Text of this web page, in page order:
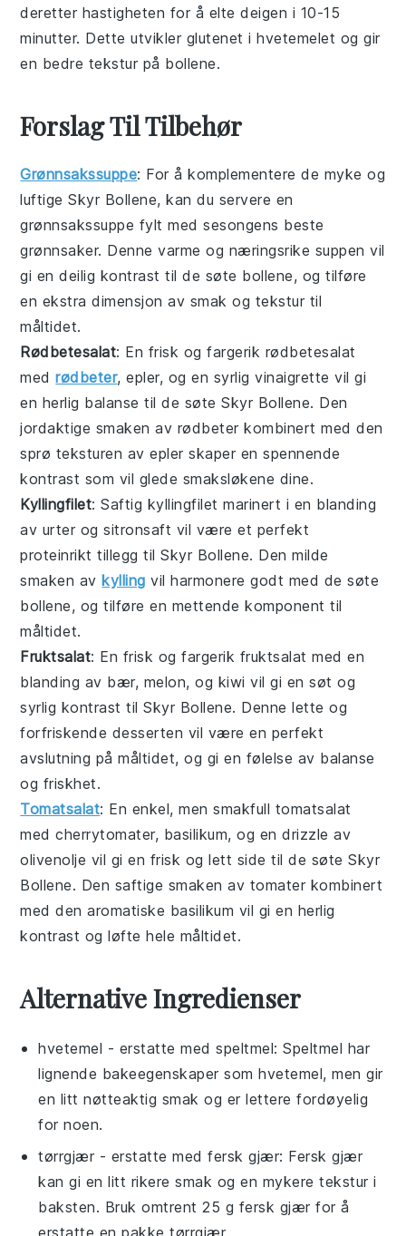
deretter hastigheten for å elte deigen i 10-15
minutter. Dette utvikler glutenet ihvetemelet og gir
en bedre tekstur på bollene.
Forslag Til Tilbehør
Grønnsakssuppe: For å komplementere de myke og
luftige Skyr Bollene, kan du servere en
grønnsakssuppe fylt med sesongens beste
grønnsaker. Denne varme og næringsrike suppen vil
gi en deilig kontrast til de søte bollene, og tilføre
en ekstra dimensjon av smak og tekstur til
måltidet.
Rødbetesalat: En frisk og fargerik rødbetesalat
medrødbeter,epler, og en syrligvinaigrette vil gi
en herlig balanse til de søte Skyr Bollene. Den
jordaktige smaken av rødbeter kombinert med den
sprø teksturen avepler skaper en spennende
kontrast som vil glede smaksløkene dine.
Kyllingfilet: Saftig kyllingfilet marinert i en blanding
av urter ogsitronsaft vil være et perfekt
proteinrikt tillegg til Skyr Bollene. Den milde
smaken avkylling vil harmonere godt med de søte
bollene, og tilføre en mettende komponent til
måltidet.
Fruktsalat: En frisk og fargerik fruktsalat med en
blanding av bær, melon, og kiwi vil gi en søt og
syrlig kontrast til Skyr Bollene. Denne lette og
forfriskende desserten vil være en perfekt
avslutning på måltidet, og gi en følelse av balanse
og friskhet.
Tomatsalat: En enkel, men smakfull tomatsalat
medcherrytomater, basilikum, og en drizzle av
olivenolje vil gi en frisk og lett side til de søte Skyr
Bollene. Den saftige smaken av tomater kombinert
med den aromatiske basilikum vil gi en herlig
kontrast og løfte hele måltidet.
Alternative Ingredienser
hvetemel - erstatte medspeltmel: Speltmel har
lignende bakeegenskaper som hvetemel, men gir
en litt nøtteaktig smak og er lettere fordøyelig
for noen.
tørrgjær - erstatte medfersk gjær: Fersk gjær
kan gi en litt rikere smak og en mykere tekstur i
baksten. Bruk omtrent 25 g fersk gjær for å
erstatte en pakke tørrgjær.